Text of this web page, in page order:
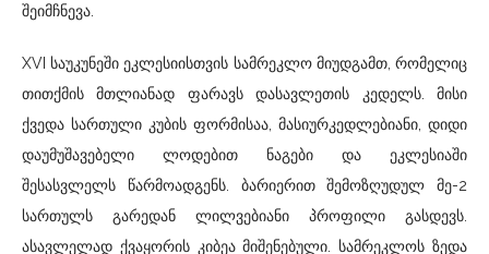
შეიმჩნევა.
XVI საუკუნეში ეკლესიისთვის სამრეკლო მიუდგამთ, რომელიც
თითქმის მთლიანად ფარავს დასავლეთის კედელს. მისი
ქვედა სართული კუბის ფორმისაა, მასიურკედლებიანი, დიდი
დაუმუშავებელი ლოდებით ნაგები და ეკლესიაში
შესასვლელს წარმოადგენს. ბარიერით შემოზღუდულ მე-2
სართულს გარედან ლილვებიანი პროფილი გასდევს.
ასავლელად ქვაყორის კიბეა მიშენებული. სამრეკლოს ზედა